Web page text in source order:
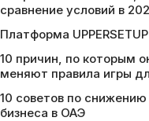
сравнение условий в
Платформа UPPERSETUP
10 причин, по которым
меняют правила игры
10 советов по
бизнеса в ОАЭ